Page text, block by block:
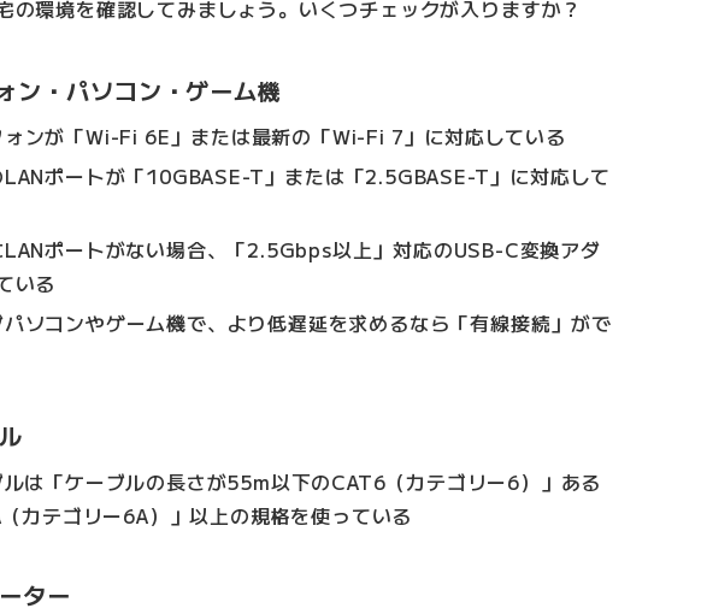
の環境を確認してみましょう。いくつチェックが入りますか？
ン・パソコン・ゲーム機
ォンが「Wi-Fi 6E」または最新の「Wi-Fi 7」に対応している
LANポートが「10GBASE-T」または「2.5GBASE-T」に対応して
LANポートがない場合、「2.5Gbps以上」対応のUSB-C変換アダ
いる
ソコンやゲーム機で、より低遅延を求めるなら「有線接続」がで
は「ケーブルの長さが55m以下のCAT6（カテゴリー6）」ある
カテゴリー6A）」以上の規格を使っている
ター